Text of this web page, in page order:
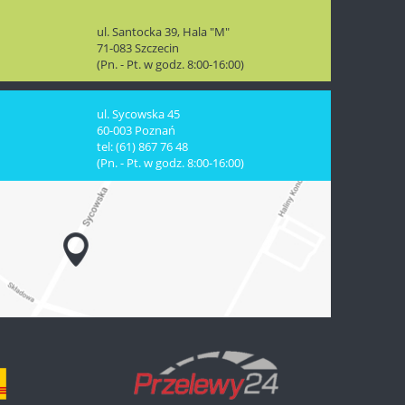
ul. Santocka 39, Hala "M"
71-083 Szczecin
(Pn. - Pt. w godz. 8:00-16:00)
ul. Sycowska 45
60-003 Poznań
tel: (61) 867 76 48
(Pn. - Pt. w godz. 8:00-16:00)